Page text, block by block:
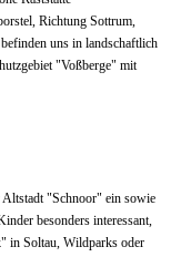
Richtung Sottrum,
uns in landschaftlich
"Voßberge" mit
Altstadt "Schnoor" ein sowie
besonders interessant,
in Soltau, Wildparks oder